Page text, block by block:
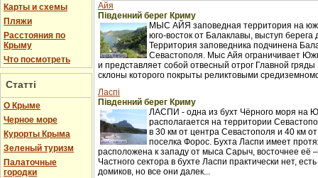
Карты и схемы
Пляжи
Расстояния по
Крыму
Что посмотреть
Статті
О Крыме
Черное море
Курорты Крыма
Зеленый туризм
Палаточные
городки
Айя
Південний берег Криму
МЫС АЙЯ заповедная территория на
юго-восток от Балаклавы, выступ
Территория заповедника подчинена
Севастополя. Мыс Айя ограничивает
и представляет собой отвесный отрог Главной
склоны которого покрыты реликтовыми
Ласпі
Південний берег Криму
ЛАСПИ - одна из бухт Чёрного моря на
располагается на территории
в 30 км от центра Севастополя и 40 км
поселка Форос. Бухта Ласпи имеет
расположена к западу от мыса Сарыч, восточнее её
Частного сектора в бухте Ласпи практически нет,
домиков, но все они далек...